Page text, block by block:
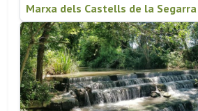
Marxa dels Castells de la Segarra